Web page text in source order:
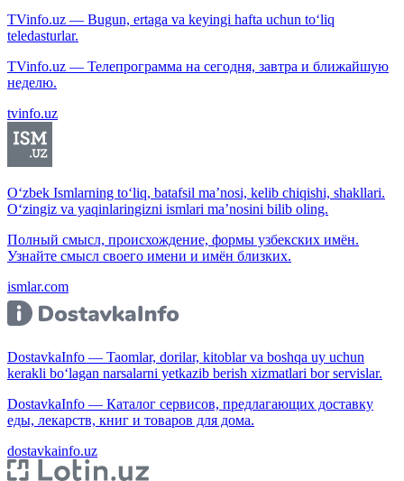
TVinfo.uz — Bugun, ertaga va keyingi hafta uchun to‘liq
teledasturlar.
TVinfo.uz — Телепрограмма на сегодня, завтра и ближайшую
неделю.
tvinfo.uz
O‘zbek Ismlarning to‘liq, batafsil ma’nosi, kelib chiqishi, shakllari.
O‘zingiz va yaqinlaringizni ismlari ma’nosini bilib oling.
Полный смысл, происхождение, формы узбекских имён.
Узнайте смысл своего имени и имён близких.
ismlar.com
DostavkaInfo — Taomlar, dorilar, kitoblar va boshqa uy uchun
kerakli bo‘lagan narsalarni yetkazib berish xizmatlari bor servislar.
DostavkaInfo — Каталог сервисов, предлагающих доставку
еды, лекарств, книг и товаров для дома.
dostavkainfo.uz